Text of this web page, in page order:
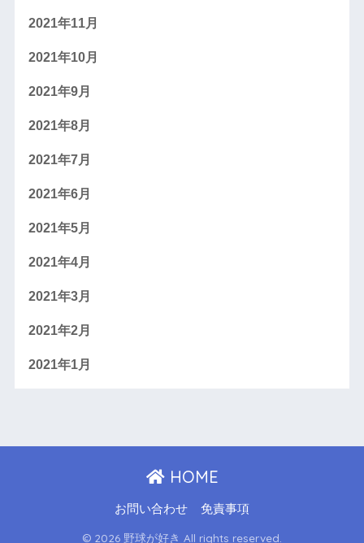
2021年11月
2021年10月
2021年9月
2021年8月
2021年7月
2021年6月
2021年5月
2021年4月
2021年3月
2021年2月
2021年1月
HOME
お問い合わせ 免責事項
© 2026 野球が好き All rights reserved.